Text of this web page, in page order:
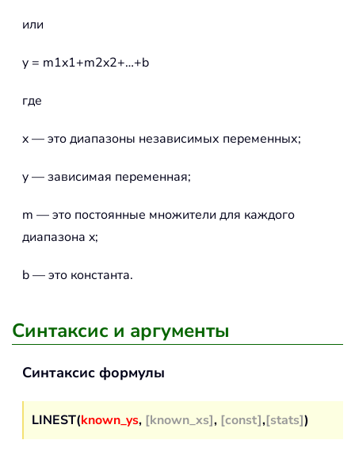
или
y = m1x1+m2x2+…+b
где
x — это диапазоны независимых переменных;
y — зависимая переменная;
m — это постоянные множители для каждого
диапазона x;
b — это константа.
Синтаксис и аргументы
Синтаксис формулы
LINEST(known_ys, [known_xs], [const],[stats])